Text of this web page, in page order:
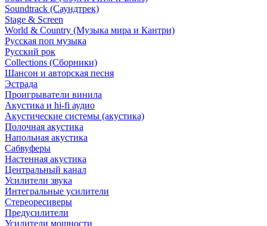
Soundtrack (Саундтрек)
Stage & Screen
World & Country (Музыка мира и Кантри)
Русская поп музыка
Русский рок
Сollections (Сборники)
Шансон и авторская песня
Эстрада
Проигрыватели винила
Акустика и hi-fi аудио
Акустические системы (акустика)
Полочная акустика
Напольная акустика
Сабвуферы
Настенная акустика
Центральный канал
Усилители звука
Интегральные усилители
Стереоресиверы
Предусилители
Усилители мощности